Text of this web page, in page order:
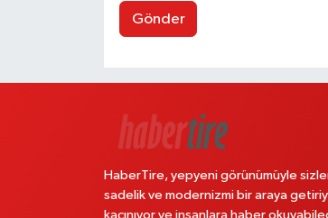
Gönder
HaberTire, yepyeni görünümüyle
sadelik ve modernizmi bir araya
kaçınıyor ve insanlara haber